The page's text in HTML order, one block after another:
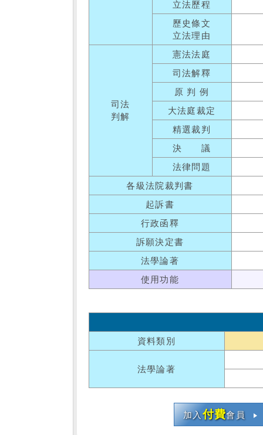
立法歷程
歷史條文
立法理由
司法
判解
憲法法庭
司法解釋
原 判 例
大法庭裁定
精選裁判
決 議
法律問題
各級法院裁判書
起訴書
行政函釋
訴願決定書
法學論著
使用功能
資料類別
法學論著
加入付費會員